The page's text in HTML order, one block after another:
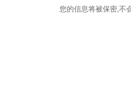
您的信息将被保密,不